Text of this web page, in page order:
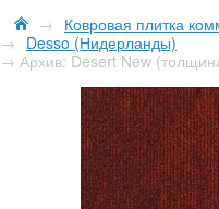
→ Ковровая плитка
→ Desso (Нидерланды)
→ Архив: Desert New